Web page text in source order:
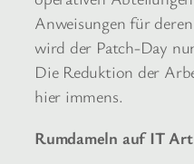
Anweisungen für
wird der Patch-Day
Die Reduktion der
hier immens.
Rumdameln auf IT Art